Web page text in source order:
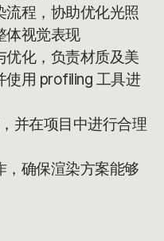
程，协助优化光照
体视觉表现
化，负责材质及美
使用 profiling 工具进
并在项目中进行合理
确保渲染方案能够